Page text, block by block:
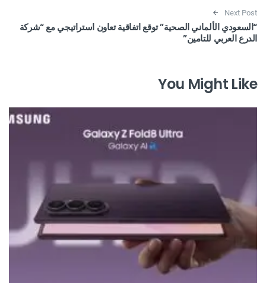
Next Post
“السعودي الألماني الصحية” توقع اتفاقية تعاون استراتيجي مع “شركة
الدرع العربي للتامين”
You Might Like